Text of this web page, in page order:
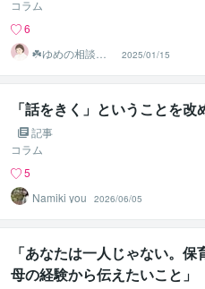
コラム
6
☘️ゆめの相談室
2025/01/15
「話をきく」ということを改
記事
コラム
5
Namiki you
2026/06/05
「あなたは一人じゃない。保
母の経験から伝えたいこと」